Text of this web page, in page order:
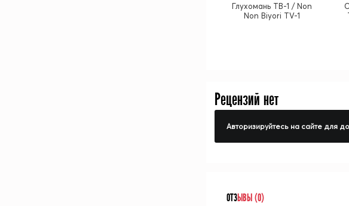
Глухомань ТВ-1 / Non
Non Biyori TV-1
Рецензий нет
Авторизируйтесь на сайте для
ОТЗЫВЫ (0)